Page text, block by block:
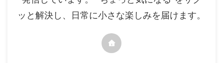
ッと解決し、日常に小さな楽しみを届けます。